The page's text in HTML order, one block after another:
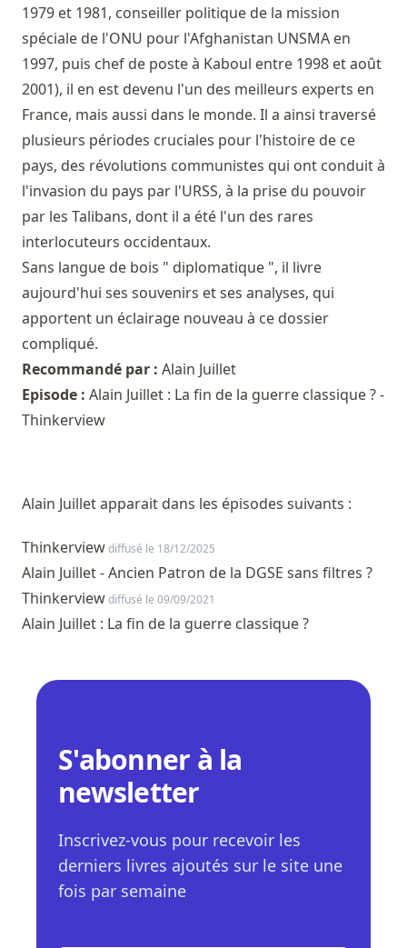
1979 et 1981, conseiller politique de la mission
spéciale de l'ONU pour l'Afghanistan UNSMA en
1997, puis chef de poste à Kaboul entre 1998 et août
2001), il en est devenu l'un des meilleurs experts en
France, mais aussi dans le monde. Il a ainsi traversé
plusieurs périodes cruciales pour l'histoire de ce
pays, des révolutions communistes qui ont conduit à
l'invasion du pays par l'URSS, à la prise du pouvoir
par les Talibans, dont il a été l'un des rares
interlocuteurs occidentaux.
Sans langue de bois " diplomatique ", il livre
aujourd'hui ses souvenirs et ses analyses, qui
apportent un éclairage nouveau à ce dossier
compliqué.
Recommandé par : Alain Juillet
Episode : Alain Juillet : La fin de la guerre classique ? -
Thinkerview
Alain Juillet apparait dans les épisodes suivants :
Thinkerviewdiffusé le 18/12/2025
Alain Juillet - Ancien Patron de la DGSE sans filtres ?
Thinkerviewdiffusé le 09/09/2021
Alain Juillet : La fin de la guerre classique ?
S'abonner à la
newsletter
Inscrivez-vous pour recevoir les
derniers livres ajoutés sur le site une
fois par semaine